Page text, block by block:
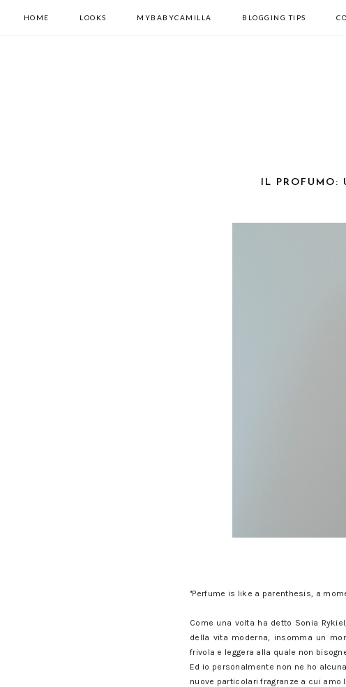
HOME LOOKS MYBABYCAMILLA BLOGGING TIPS
IL PROFUMO:
"Perfume is like a parenthesis, a
Come una volta ha detto Sonia
della vita moderna, insomma un
frivola e leggera alla quale non
Ed io personalmente non ne ho
nuove particolari fragranze a cui